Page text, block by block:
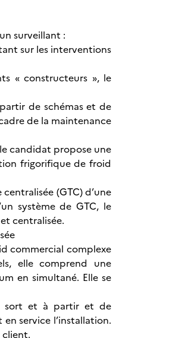
surveillant :
sur les interventions
« constructeurs », le
de schémas et de
de la maintenance
candidat propose une
frigorifique de froid
(GTC) d’une
système de GTC, le
centralisée.
commercial complexe
elle comprend une
en simultané. Elle se
sort et à partir et de
service l’installation.
client.